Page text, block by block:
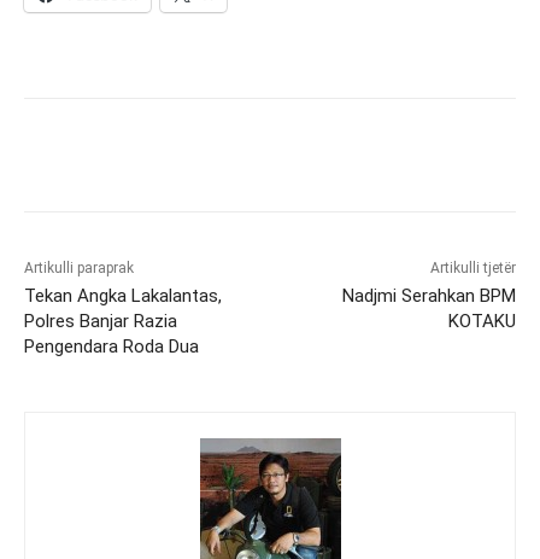
Artikulli paraprak
Tekan Angka Lakalantas,
Polres Banjar Razia
Pengendara Roda Dua
Artikulli tjetër
Nadjmi Serahkan BPM
KOTAKU